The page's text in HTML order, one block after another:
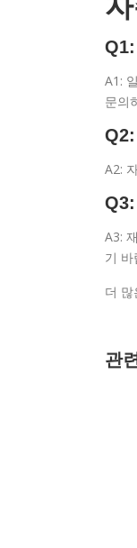
A1:
문의
A2:
A3:
기 바
더
관